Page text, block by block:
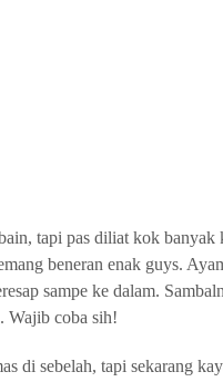
tapi pas diliat kok banyak
beneran enak guys.
sampe ke dalam.
Wajib coba sih!
di sebelah, tapi sekarang